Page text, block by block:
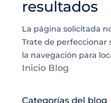
resultados
La página solicitada
Trate de perfeccionar
la navegación para
Inicio Blog
Categorías del blog